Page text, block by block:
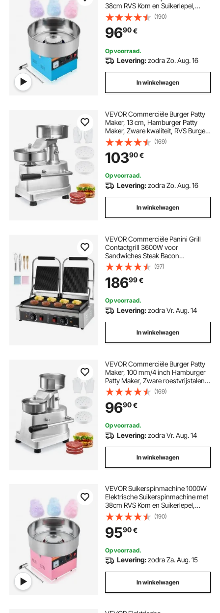
38cm RVS Kom en Suikerlepel,
Maakt Suikerspin voor
Verjaardagen thuis Familiefeestjes,
Blauw 3500 RPM
(190)
9690€
Op voorraad.
Levering:zodra Zo. Aug. 16
In winkelwagen
VEVOR Commerciële Burger Patty
Maker, 13 cm, Hamburger Patty
Maker, Zware kwaliteit, RVS Burger
Pers voor Keuken, Vleesvormer
(169)
10390€
Op voorraad.
Levering:zodra Zo. Aug. 16
In winkelwagen
VEVOR Commerciële Panini Grill
Contactgrill 3600W voor
Sandwiches Steak Bacon
Hamburger, Sandwich Maker Press
Grill Gemaakt van roestvrij staal met
handvat & temperatuurregeling & 48
x 23 cm verwarmingsplaat, Panini
Press
(97)
18699€
Op voorraad.
Levering:zodra Vr. Aug. 14
In winkelwagen
VEVOR Commerciële Burger Patty
Maker, 100 mm/4 inch Hamburger
Patty Maker, Zware roestvrijstalen
komburgerpers voor
levensmiddelen,
Keukenvleesvormmachine met
1000 stuks Patty-papier
(169)
9690€
Op voorraad.
Levering:zodra Vr. Aug. 14
In winkelwagen
VEVOR Suikerspinmachine 1000W
Elektrische Suikerspinmachine met
38cm RVS Kom en Suikerlepel,
Maakt Suikerspin voor
Verjaardagen Thuis Familiefeestjes,
Roze 3500 RPM
(190)
9590€
Op voorraad.
Levering:zodra Za. Aug. 15
In winkelwagen